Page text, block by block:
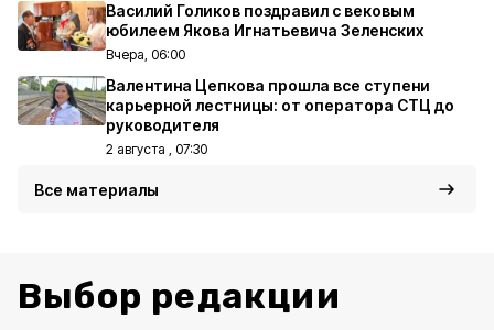
Василий Голиков поздравил с вековым
юбилеем Якова Игнатьевича Зеленских
Вчера, 06:00
Валентина Цепкова прошла все ступени
карьерной лестницы: от оператора СТЦ до
руководителя
2 августа , 07:30
Все материалы
Выбор редакции